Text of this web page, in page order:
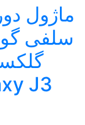
سلفی
J3